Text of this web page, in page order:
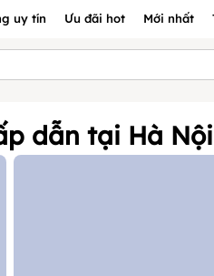
uy tín Ưu đãi hot Mới nhất
dẫn tại Hà Nội